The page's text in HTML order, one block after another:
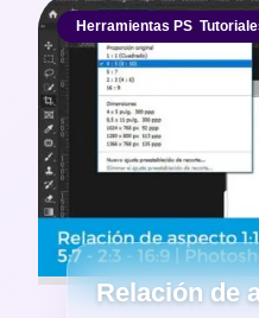
Herramientas PS,
Relación de